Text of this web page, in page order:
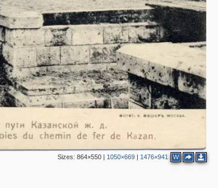
Sizes: 864×550| 1050×669| 1476×941 W